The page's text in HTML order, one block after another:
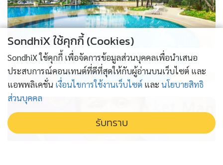
PROPERTY PERFECT -the Lake
SondhiX ใช้คุกกี้ (Cookies)
SondhiX ใช้คุกกี้ เพื่อจัดการข้อมูลส่วนบุคคลเพื่อนำเสนอ
ประสบการณ์คอนเทนต์ที่ดีที่สุดให้กับผู้อ่านบนเว็บไซต์ และ
แอพพลิเคชั่น เงื่อนไขการใช้งานเว็บไซต์ และ นโยบายสิทธิ
ส่วนบุคคล
รับทราบ